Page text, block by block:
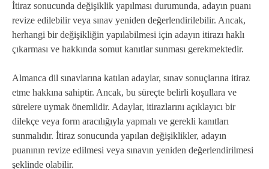
İtiraz sonucunda değişiklik yapılması durumunda, adayın puanı
revize edilebilir veya sınav yeniden değerlendirilebilir. Ancak,
herhangi bir değişikliğin yapılabilmesi için adayın itirazı haklı
çıkarması ve hakkında somut kanıtlar sunması gerekmektedir.
Almanca dil sınavlarına katılan adaylar, sınav sonuçlarına itiraz
etme hakkına sahiptir. Ancak, bu süreçte belirli koşullara ve
sürelere uymak önemlidir. Adaylar, itirazlarını açıklayıcı bir
dilekçe veya form aracılığıyla yapmalı ve gerekli kanıtları
sunmalıdır. İtiraz sonucunda yapılan değişiklikler, adayın
puanının revize edilmesi veya sınavın yeniden değerlendirilmesi
şeklinde olabilir.